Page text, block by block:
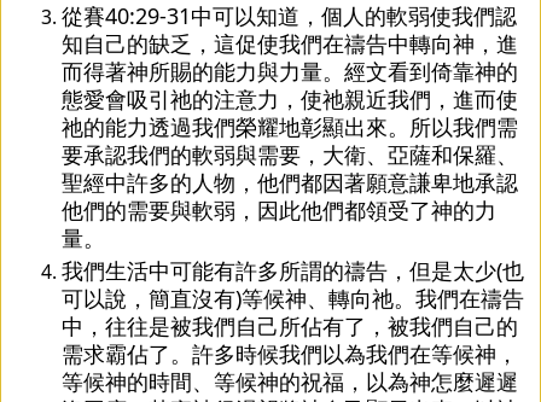
從賽40:29-31中可以知道，個人的軟弱使我們認
知自己的缺乏，這促使我們在禱告中轉向神，進
而得著神所賜的能力與力量。經文看到倚靠神的
態愛會吸引祂的注意力，使祂親近我們，進而使
祂的能力透過我們榮耀地彰顯出來。所以我們需
要承認我們的軟弱與需要，大衛、亞薩和保羅、
聖經中許多的人物，他們都因著願意謙卑地承認
他們的需要與軟弱，因此他們都領受了神的力
量。
我們生活中可能有許多所謂的禱告，但是太少(也
可以說，簡直沒有)等候神、轉向祂。我們在禱告
中，往往是被我們自己所佔有了，被我們自己的
需求霸佔了。許多時候我們以為我們在等候神，
等候神的時間、等候神的祝福，以為神怎麼遲遲